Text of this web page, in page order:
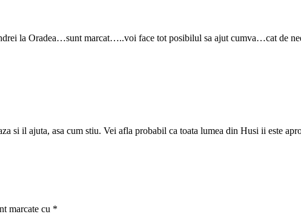
la Oradea…sunt marcat…..voi face tot posibilul sa ajut cumva…cat de
si il ajuta, asa cum stiu. Vei afla probabil ca toata lumea din Husi ii este
marcate cu *